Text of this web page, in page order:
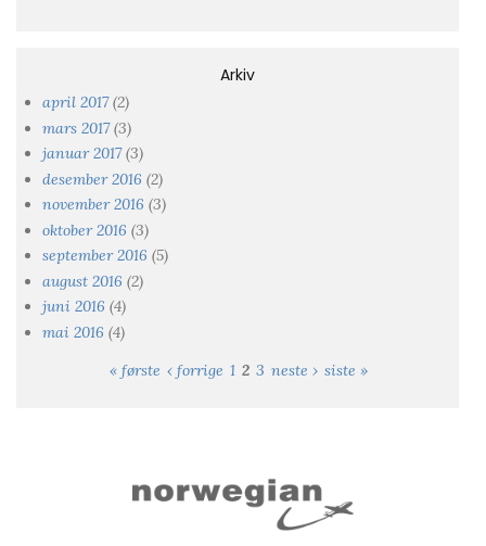
Arkiv
april 2017(2)
mars 2017(3)
januar 2017(3)
desember 2016 (2)
november 2016 (3)
oktober 2016 (3)
september 2016 (5)
august 2016 (2)
juni 2016 (4)
mai 2016 (4)
« første ‹ forrige 1 2 3 neste › siste »